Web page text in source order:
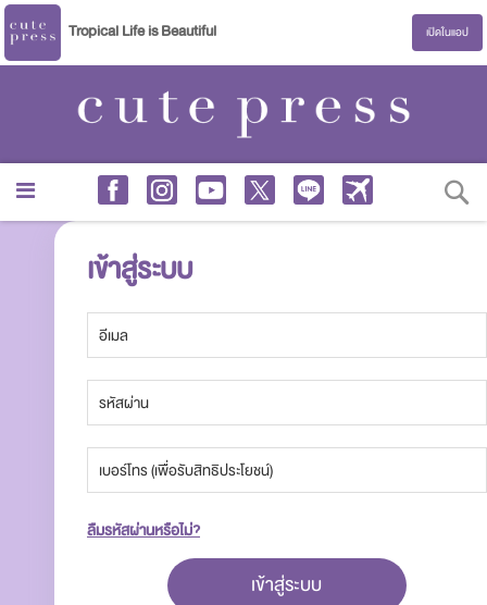
Tropical Life is Beautiful เปิดในแอป
เข้าสู่ระบบ
ลืมรหัสผ่านหรือไม่?
เข้าสู่ระบบ